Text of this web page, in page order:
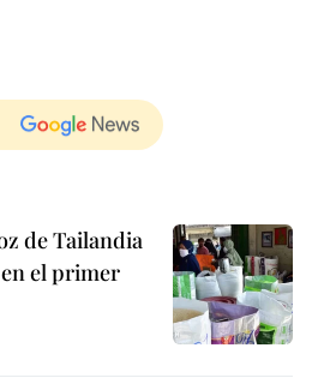
de Tailandia
en el primer